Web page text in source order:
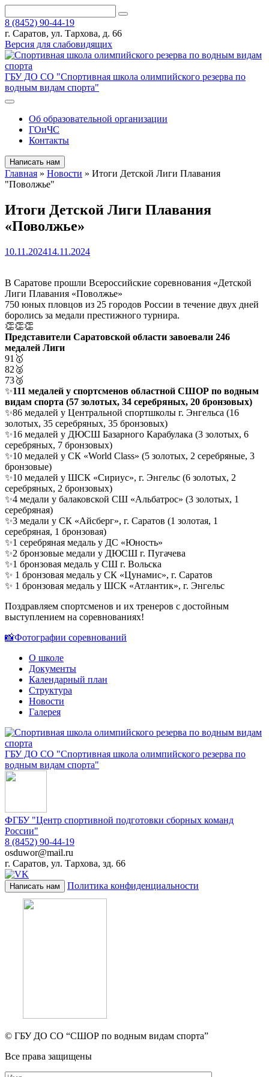
8 (8452) 90-44-19
г. Саратов, ул. Тархова, д. 66
Версия для слабовидящих
ГБУ ДО СО "Спортивная школа олимпийского резерва по
водным видам спорта"
Об образовательной организации
ГОиЧС
Контакты
Написать нам
Главная » Новости » Итоги Детской Лиги Плавания
"Поволжье"
Итоги Детской Лиги Плавания
«Поволжье»
10.11.202414.11.2024
В Саратове прошли Всероссийские соревнования «Детской
Лиги Плавания «Поволжье»
750 юных пловцов из 25 городов России в течение двух дней
боролись за медали престижного турнира.
👏👏👏
Представители Саратовской области завоевали 246
медалей Лиги
91🥇
82🥈
73🥉
✨111 медалей у спортсменов областной СШОР по водным
видам спорта (57 золотых, 34 серебряных, 20 бронзовых)
✨86 медалей у Центральной спортшколы г. Энгельса (16
золотых, 35 серебряных, 35 бронзовых)
✨16 медалей у ДЮСШ Базарного Карабулака (3 золотых, 6
серебряных, 7 бронзовых)
✨10 медалей у СК «World Class» (5 золотых, 2 серебряные, 3
бронзовые)
✨10 медалей у ШСК «Сириус», г. Энгельс (6 золотых, 2
серебряных, 2 бронзовых)
✨4 медали у балаковской СШ «Альбатрос» (3 золотых, 1
серебряная)
✨3 медали у СК «Айсберг», г. Саратов (1 золотая, 1
серебряная, 1 бронзовая)
✨1 серебряная медаль у ДС «Юность»
✨2 бронзовые медали у ДЮСШ г. Пугачева
✨1 бронзовая медаль у СШ г. Вольска
✨ 1 бронзовая медаль у СК «Цунамис», г. Саратов
✨ 1 бронзовая медаль у ШСК «Атлантик», г. Энгельс
Поздравляем спортсменов и их тренеров с достойным
выступлением на соревнованиях!
📸Фотографии соревнований
О школе
Документы
Календарный план
Структура
Новости
Галерея
ГБУ ДО СО "Спортивная школа олимпийского резерва по
водным видам спорта"
ФГБУ "Центр спортивной подготовки сборных команд
России"
8 (8452) 90-44-19
osduwor@mail.ru
г. Саратов, ул. Тархова, зд. 66
Написать нам Политика конфиденциальности
© ГБУ ДО СО “СШОР по водным видам спорта”
Все права защищены